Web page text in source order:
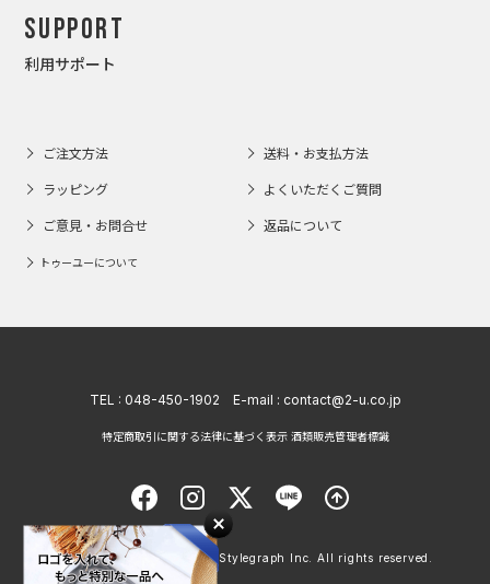
Support
利用サポート
ご注文方法 送料・お支払方法
ラッピング よくいただくご質問
ご意見・お問合せ 返品について
トゥーユーについて
TEL : 048-450-1902 E-mail : contact@2-u.co.jp
特定商取引に関する法律に基づく表示 酒類販売管理者標識
Copyright © 1998 - 2026 Stylegraph Inc. All rights reserved.